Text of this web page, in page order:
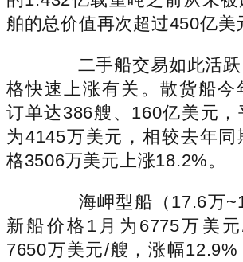
舶的总价值再次超过450亿美
二手船交易如此活跃
格快速上涨有关。散货船今
订单达386艘、160亿美元，
为4145万美元，相较去年同
格3506万美元上涨18.2%。
海岬型船（17.6万
新船价格1月为6775万美
7650万美元/艘，涨幅